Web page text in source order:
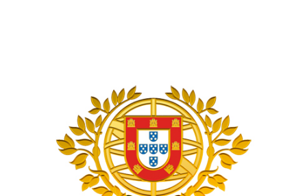
PRESIDÊNCIA DA REPÚBLICA PORTUGUESA
PORTUGAL